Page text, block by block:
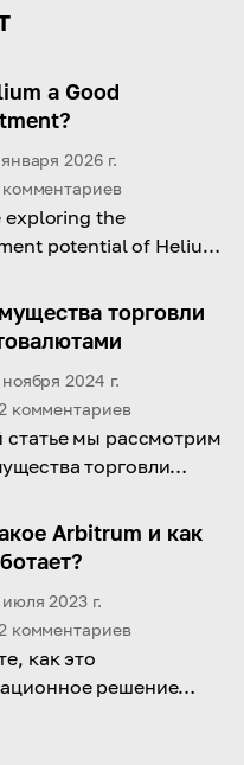
a Good
2026 г.
комментариев
exploring the
potential of Helium:
and does it fit the
strategy?
торговли
2024 г.
комментариев
статье мы рассмотрим
торговли
круглосуточную
и потенциал
Arbitrum и как
2023 г.
комментариев
как это
решение